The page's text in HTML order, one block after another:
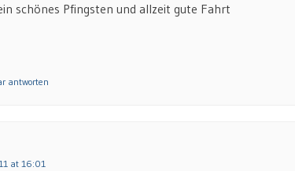
schönes Pfingsten und allzeit gute Fahrt
antworten
at 16:01